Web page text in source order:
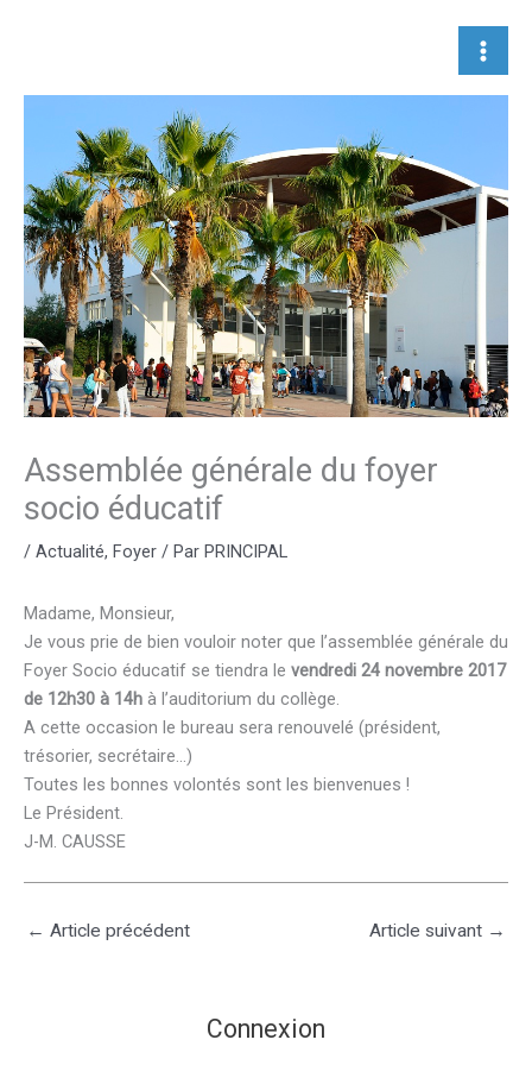
Assemblée générale du foyer
socio éducatif
/ Actualité, Foyer / Par PRINCIPAL
Madame, Monsieur,
Je vous prie de bien vouloir noter que l’assemblée générale du
Foyer Socio éducatif se tiendra le vendredi 24 novembre 2017
de 12h30 à 14h à l’auditorium du collège.
A cette occasion le bureau sera renouvelé (président,
trésorier, secrétaire…)
Toutes les bonnes volontés sont les bienvenues !
Le Président.
J-M. CAUSSE
← Article précédent Article suivant →
Connexion